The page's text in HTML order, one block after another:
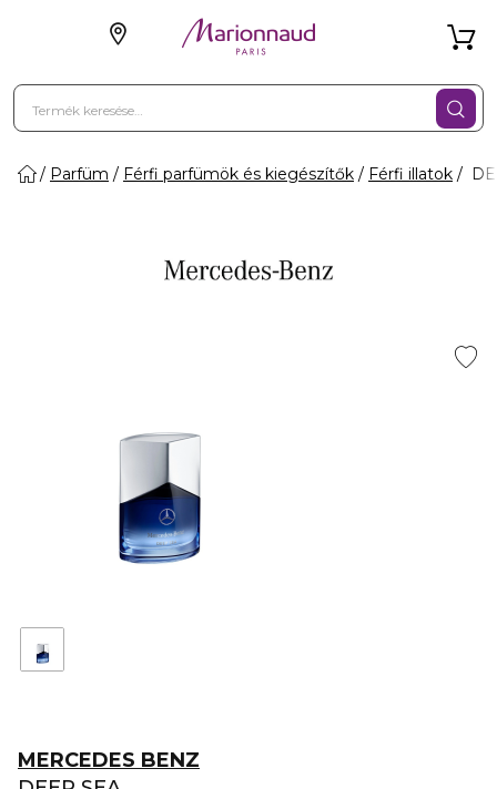
Parfüm Férfi parfümök és kiegészítők Férfi illatok
MERCEDES BENZ